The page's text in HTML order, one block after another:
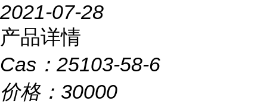
2021-07-28
产品详情
Cas： 25103-58-6
价格： 30000